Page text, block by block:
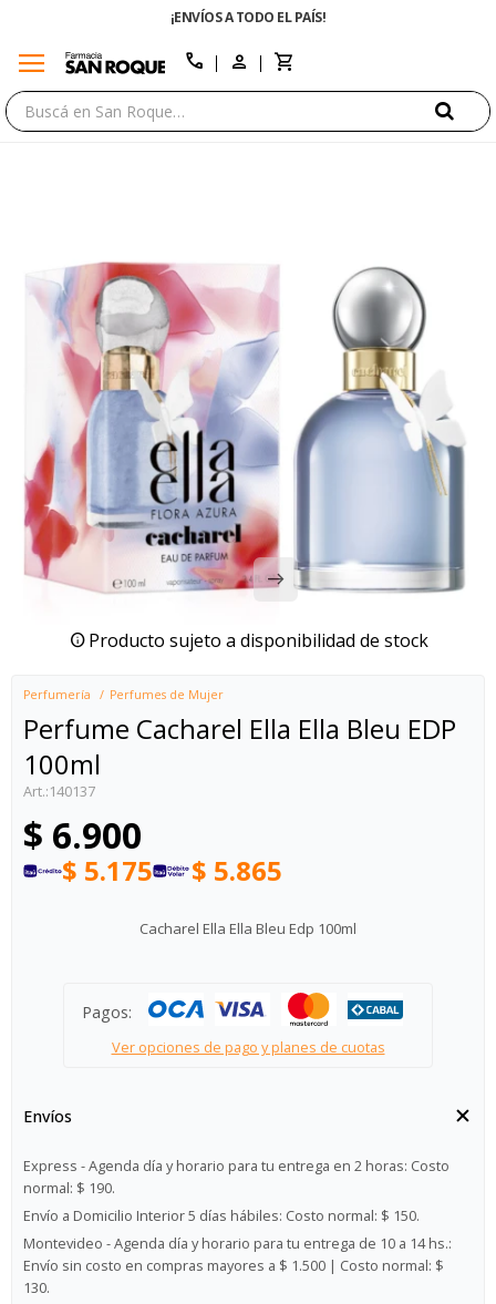
menu call
Producto sujeto a disponibilidad de stock
Perfumería Perfumes de Mujer
Perfume Cacharel Ella Ella Bleu EDP
100ml
140137
$ 6.900
$ 5.175 $ 5.865
Cacharel Ella Ella Bleu Edp 100ml
Pagos:
Ver opciones de pago y planes de cuotas
Envíos
Express - Agenda día y horario para tu entrega en 2 horas: Costo
normal: $ 190.
Envío a Domicilio Interior 5 días hábiles: Costo normal: $ 150.
Montevideo - Agenda día y horario para tu entrega de 10 a 14 hs.:
Envío sin costo en compras mayores a $ 1.500 | Costo normal: $
130.
close